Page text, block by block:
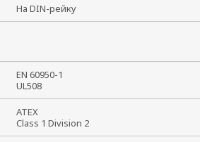
На DIN-рейку
EN 60950-1
UL508
ATEX
Class 1 Division 2